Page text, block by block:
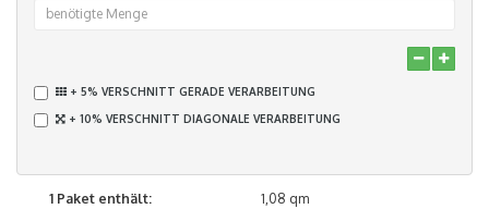
+ 5% VERSCHNITT GERADE VERARBEITUNG
+ 10% VERSCHNITT DIAGONALE VERARBEITUNG
1 Paket enthält:
1,08 qm